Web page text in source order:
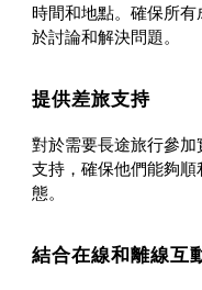
時間和地點。確保所
於討論和解決問題。
提供差旅支持
對於需要長途旅行參
支持，確保他們能夠
態。
結合在線和離線互